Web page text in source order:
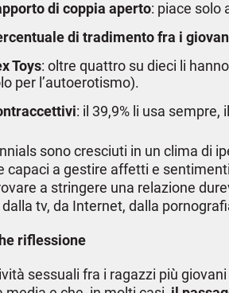
di coppia aperto: piace solo
di tradimento fra i
Toys: oltre quattro su dieci li
per l’autoerotismo).
: il 39,9% li usa sempre,
sono cresciuti in un clima di
capaci a gestire affetti e
a stringere una relazione
tv, da Internet, dalla
riflessione
sessuali fra i ragazzi più